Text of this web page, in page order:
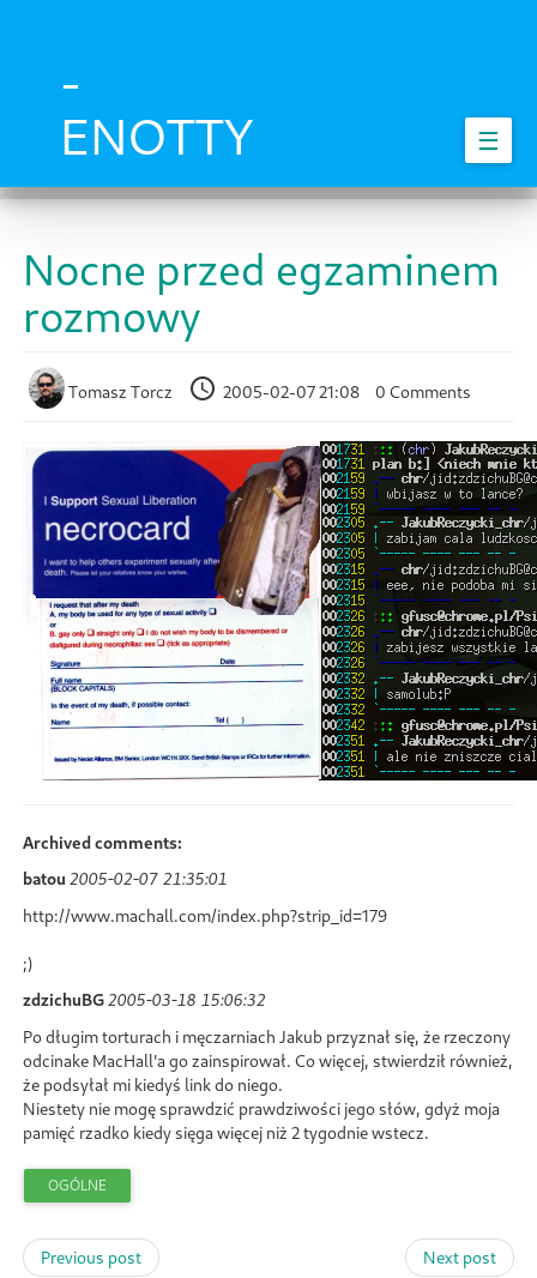
-
ENOTTY
☰
Nocne przed egzaminem
rozmowy
Tomasz Torcz 2005-02-07 21:08 0 Comments
Archived comments:
batou 2005-02-07 21:35:01
http://www.machall.com/index.php?strip_id=179
;)
zdzichuBG2005-03-18 15:06:32
Po długim torturach i męczarniach Jakub przyznał się, że rzeczony
odcinake MacHall'a go zainspirował. Co więcej, stwierdził również,
że podsyłał mi kiedyś link do niego.
Niestety nie mogę sprawdzić prawdziwości jego słów, gdyż moja
pamięć rzadko kiedy sięga więcej niż 2 tygodnie wstecz.
OGÓLNE
Previous post Next post